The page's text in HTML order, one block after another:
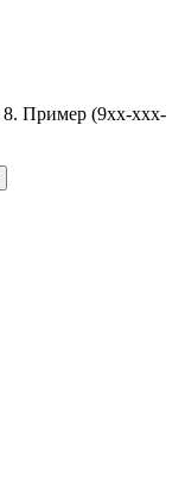
Пример (9хх-ххх-